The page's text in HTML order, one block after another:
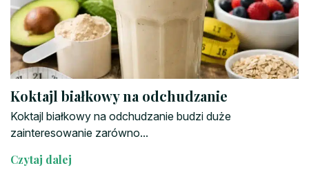
Koktajl białkowy na odchudzanie
Koktajl białkowy na odchudzanie budzi duże
zainteresowanie zarówno...
Czytaj dalej